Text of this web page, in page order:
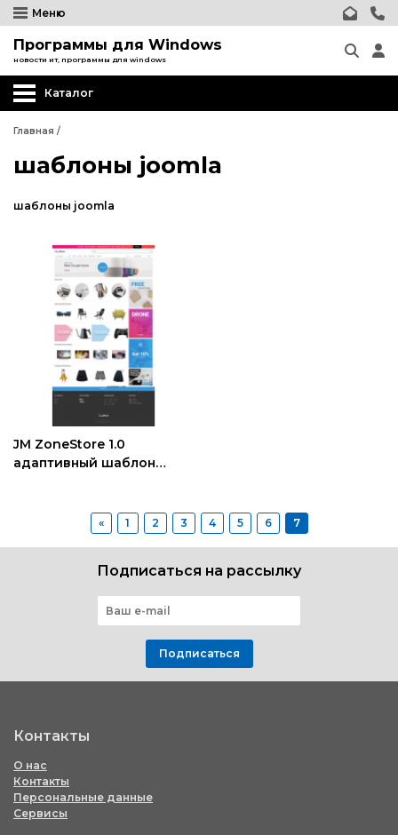
Меню
Программы для Windows
новости ит, программы для windows
Каталог
Главная /
шаблоны joomla
шаблоны joomla
JM ZoneStore 1.0
адаптивный шаблон
« 1 2 3 4 5 6 7
Подписаться на рассылку
Подписаться
Контакты
О нас
Контакты
Персональные данные
Сервисы